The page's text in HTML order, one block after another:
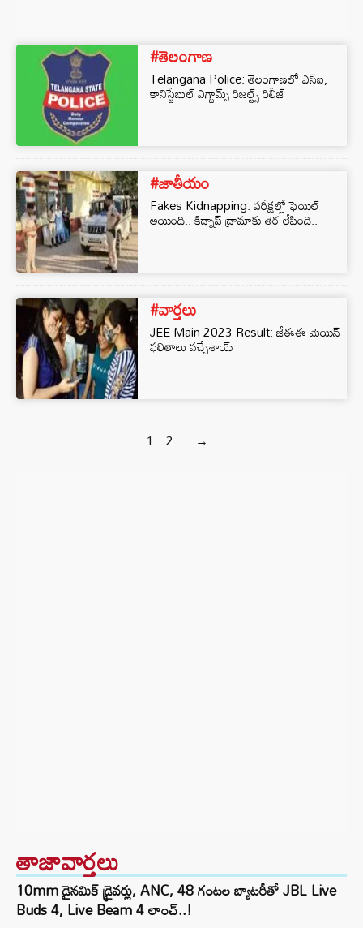
#తెలంగాణ
Telangana Police: తెలంగాణలో ఎస్ఐ,
కానిస్టేబుల్ ఎగ్జామ్స్ రిజల్ట్స్ రిలీజ్
#జాతీయం
Fakes Kidnapping: పరీక్షల్లో ఫెయిల్
అయింది.. కిడ్నాప్ డ్రామాకు తెర లేపింది..
#వార్తలు
JEE Main 2023 Result: జేఈఈ మెయిన్
ఫలితాలు వచ్చేశాయ్
1 2 →
తాజావార్తలు
10mm డైనమిక్ డ్రైవర్లు, ANC, 48 గంటల బ్యాటరీతో JBL Live
Buds 4, Live Beam 4 లాంచ్..!